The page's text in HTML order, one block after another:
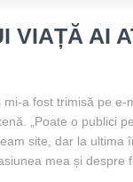
VIAȚĂ AI
mi-a fost trimisă pe e-
„Poate o publici
site, dar la ultima
mea și despre